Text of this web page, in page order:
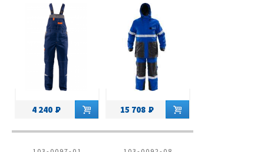
4 240 15 708